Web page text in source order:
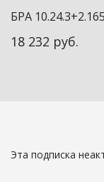
БРА
18 232 руб.
Эта подписка